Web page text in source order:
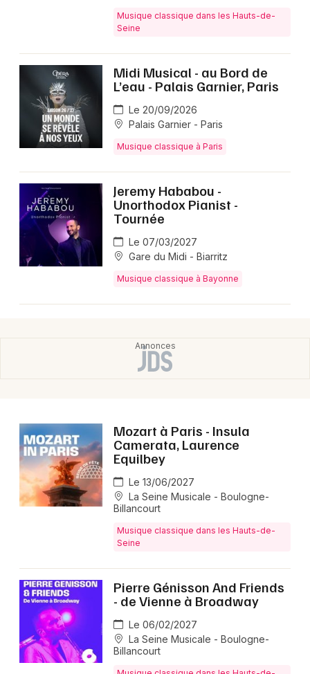
Musique classique dans les Hauts-de-
Seine
Midi Musical - au Bord de
L’eau - Palais Garnier, Paris
Le 20/09/2026
Palais Garnier - Paris
Musique classique à Paris
Jeremy Hababou -
Unorthodox Pianist -
Tournée
Le 07/03/2027
Gare du Midi - Biarritz
Musique classique à Bayonne
Mozart à Paris - Insula
Camerata, Laurence
Equilbey
Le 13/06/2027
La Seine Musicale - Boulogne-
Billancourt
Musique classique dans les Hauts-de-
Seine
Pierre Génisson And Friends
- de Vienne à Broadway
Le 06/02/2027
La Seine Musicale - Boulogne-
Billancourt